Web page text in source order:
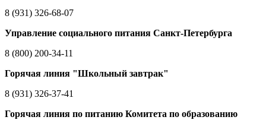
8 (931) 326-68-07
Управление социального питания Санкт-Петербурга
8 (800) 200-34-11
Горячая линия "Школьный завтрак"
8 (931) 326-37-41
Горячая линия по питанию Комитета по образованию